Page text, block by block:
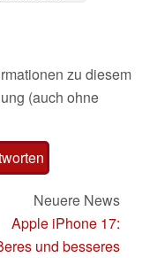
zu diesem
(auch ohne
Neuere News
Apple iPhone 17:
und besseres